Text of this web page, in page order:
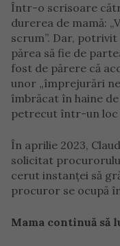
Într-o scrisoare
durerea de mamă:
scrum”. Dar,
părea să fie de
fost de părere că
unor „împrejurări
îmbrăcat în haine
petrecut într-un loc
În aprilie 2023,
solicitat
cerut instanței să
procuror se ocupă
Mama continuă să